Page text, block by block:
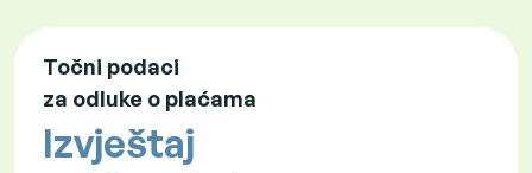
Točni podaci
za odluke o plaćama
Izvještaj